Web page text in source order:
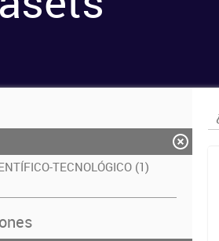
TECNOLÓGICO (1)